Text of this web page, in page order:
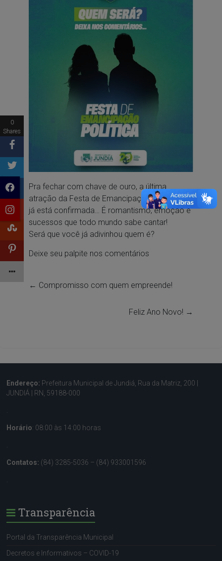
Pra fechar com chave de ouro, a última
atração da Festa de Emancipação de Jundiá
já está confirmada… É romantismo, emoção e
sucessos que todo mundo sabe cantar!
Será que você já adivinhou quem é?
Deixe seu palpite nos comentários
← Compromisso com quem empreende!
Feliz Ano Novo! →
Endereço: Prefeitura Municipal de Jundiá, Rua da Matriz, 200 |
JUNDIÁ | RN, 59188-000
Horário: 08:00 às 14:00 horas
Contatos: (84) 3285-5036 – (84) 933001596
Transparência
Portal da Transparência Municipal
Decretos e Informativos – COVID-19
0
Shares